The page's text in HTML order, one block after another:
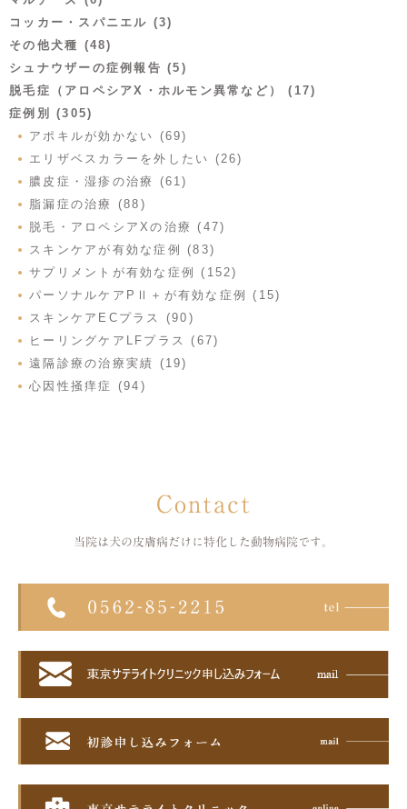
コッカー・スパニエル (3)
その他犬種 (48)
シュナウザーの症例報告 (5)
脱毛症（アロペシアX・ホルモン異常など） (17)
症例別 (305)
アポキルが効かない (69)
エリザベスカラーを外したい (26)
膿皮症・湿疹の治療 (61)
脂漏症の治療 (88)
脱毛・アロペシアXの治療 (47)
スキンケアが有効な症例 (83)
サプリメントが有効な症例 (152)
パーソナルケアPⅡ＋が有効な症例 (15)
スキンケアECプラス (90)
ヒーリングケアLFプラス (67)
遠隔診療の治療実績 (19)
心因性掻痒症 (94)
Contact
当院は犬の皮膚病だけに特化した 動物病院です。